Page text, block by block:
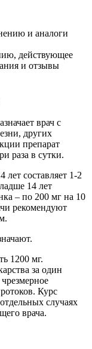
и аналоги
действующее
и отзывы
врач с
других
препарат
раза в сутки.
лет составляет 1-2
14 лет
– по 200 мг на 10
рекомендуют
1200 мг.
за один
Курс
случаях
врача.